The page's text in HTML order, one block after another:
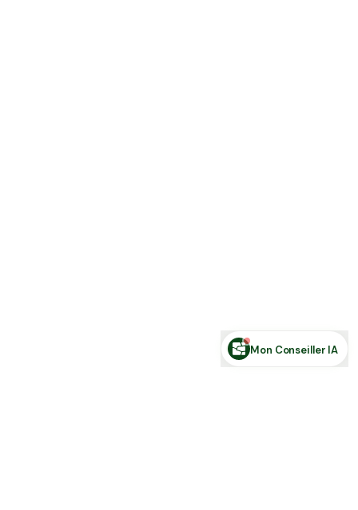
Mon Conseiller IA